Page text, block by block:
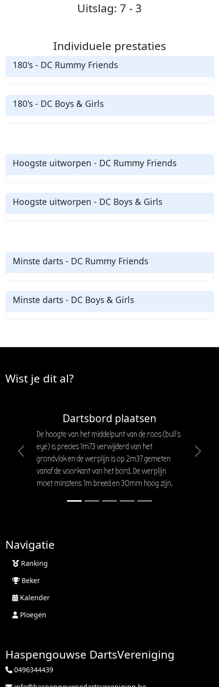
Uitslag: 7 - 3
Individuele prestaties
180's - DC Rummy Friends
180's - DC Boys & Girls
Hoogste uitworpen - DC Rummy Friends
Hoogste uitworpen - DC Boys & Girls
Minste darts - DC Rummy Friends
Minste darts - DC Boys & Girls
Wist je dit al?
Dartsbord plaatsen
De hoogte van het middelpunt van de roos (bull's
eye) is precies 1m73 verwijderd van het
grondvlak en de werplijn is op 2m37 gemeten
vanaf de voorkant van het bord. De werplijn
moet minstens 1m breed en 30mm hoog zijn.
Previous Next
Navigatie
Ranking
Beker
Kalender
Ploegen
Haspengouwse DartsVereniging
0496344439